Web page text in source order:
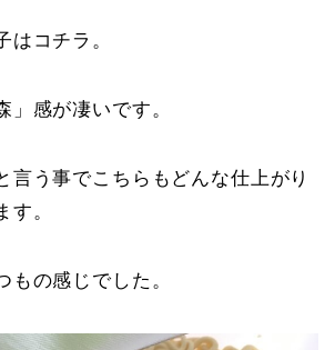
はコチラ。
」感が凄いです。
言う事でこちらもどんな仕上がり
す。
もの感じでした。